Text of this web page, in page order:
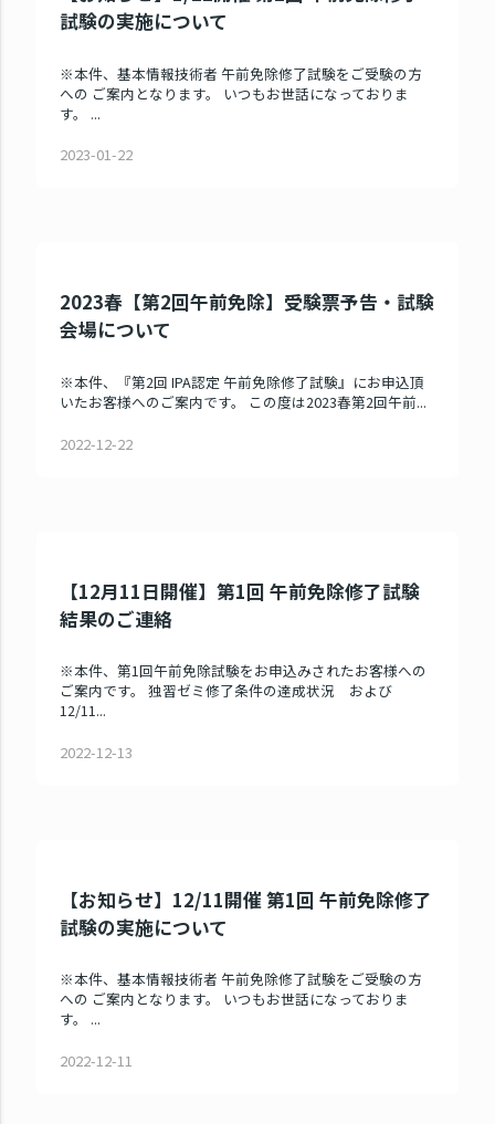
試験の実施について
※本件、基本情報技術者 午前免除修了試験をご受験の方
への ご案内となります。 いつもお世話になっておりま
す。 ...
2023-01-22
2023春【第2回午前免除】受験票予告・試験
会場について
※本件、『第2回 IPA認定 午前免除修了試験』にお申込頂
いたお客様へのご案内です。 この度は2023春第2回午前...
2022-12-22
【12月11日開催】第1回 午前免除修了試験
結果のご連絡
※本件、第1回午前免除試験をお申込みされたお客様への
ご案内です。 独習ゼミ修了条件の達成状況 および
12/11...
2022-12-13
【お知らせ】12/11開催 第1回 午前免除修了
試験の実施について
※本件、基本情報技術者 午前免除修了試験をご受験の方
への ご案内となります。 いつもお世話になっておりま
す。 ...
2022-12-11